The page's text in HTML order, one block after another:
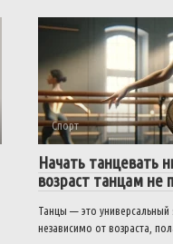
Спорт
Начать танцевать
возраст танцам не
Танцы — это универсальный
независимо от возраста,